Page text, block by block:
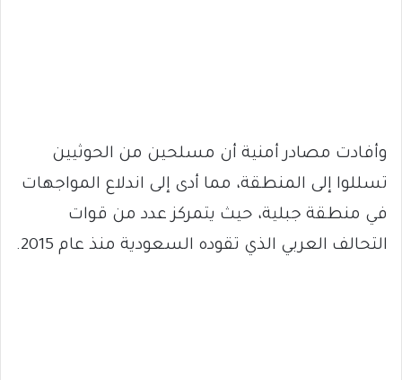
وأفادت مصادر أمنية أن مسلحين من الحوثيين
تسللوا إلى المنطقة، مما أدى إلى اندلاع المواجهات
في منطقة جبلية، حيث يتمركز عدد من قوات
التحالف العربي الذي تقوده السعودية منذ عام 2015.